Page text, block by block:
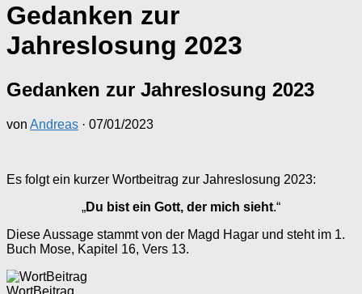
Gedanken zur
Jahreslosung 2023
Gedanken zur Jahreslosung 2023
von Andreas · 07/01/2023
Es folgt ein kurzer Wortbeitrag zur Jahreslosung 2023:
„Du bist ein Gott, der mich sieht.“
Diese Aussage stammt von der Magd Hagar und steht im 1.
Buch Mose, Kapitel 16, Vers 13.
WortBeitrag